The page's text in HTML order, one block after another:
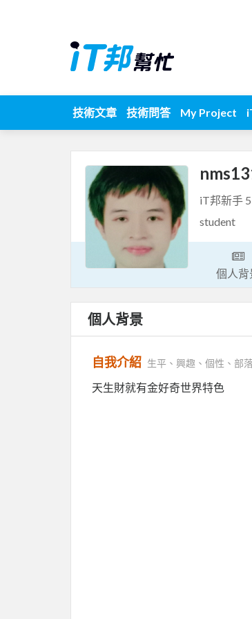
技術文章 技術問答 My Project
iT邦新手
student
個人背
個人背景
自我介紹 生平、興趣、個性、部
天生財就有金好奇世界特色